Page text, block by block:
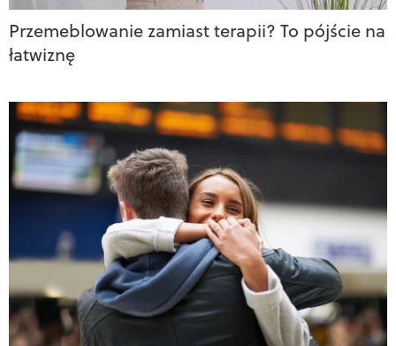
Przemeblowanie zamiast terapii? To pójście na
łatwiznę